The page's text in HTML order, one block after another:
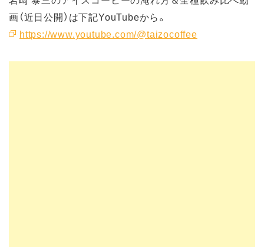
画（近日公開）は下記YouTubeから。
https://www.youtube.com/@taizocoffee